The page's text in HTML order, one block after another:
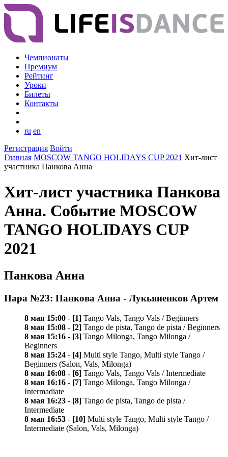
Чемпионаты
Премиум
Рейтинг
Уроки
Билеты
Контакты
ru en
Регистрация Войти
Главная MOSCOW TANGO HOLIDAYS CUP 2021 Хит-лист
участника Панкова Анна
Хит-лист участника Панкова
Анна. Событие MOSCOW
TANGO HOLIDAYS CUP
2021
Панкова Анна
Пара №23: Панкова Анна - Лукьяненков Артем
8 мая 15:00 - [1] Tango Vals, Tango Vals / Beginners
8 мая 15:08 - [2] Tango de pista, Tango de pista / Beginners
8 мая 15:16 - [3] Tango Milonga, Tango Milonga /
Beginners
8 мая 15:24 - [4] Multi style Tango, Multi style Tango /
Beginners (Salon, Vals, Milonga)
8 мая 16:08 - [6] Tango Vals, Tango Vals / Intermediate
8 мая 16:16 - [7] Tango Milonga, Tango Milonga /
Intermadiate
8 мая 16:23 - [8] Tango de pista, Tango de pista /
Intermediate
8 мая 16:53 - [10] Multi style Tango, Multi style Tango /
Intermediate (Salon, Vals, Milonga)